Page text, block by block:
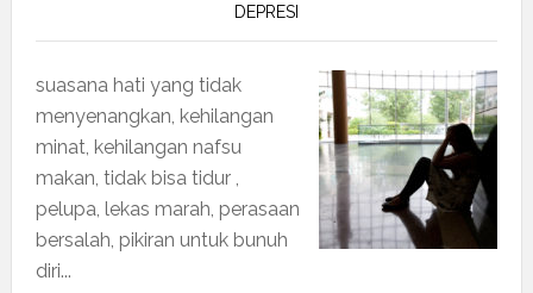
DEPRESI
suasana hati yang tidak
menyenangkan, kehilangan
minat, kehilangan nafsu
makan, tidak bisa tidur ,
pelupa, lekas marah, perasaan
bersalah, pikiran untuk bunuh
diri...